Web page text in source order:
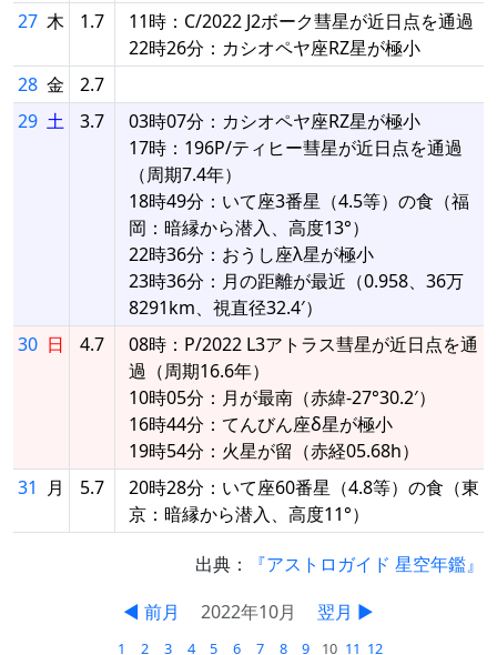
27 木 1.7
11時：C/2022 J2ボーク彗星が近日点を通過
22時26分：カシオペヤ座RZ星が極小
28 金
2.7
29 土 3.7
03時07分：カシオペヤ座RZ星が極小
17時：196P/ティヒー彗星が近日点を通過
（周期7.4年）
18時49分：いて座3番星（4.5等）の食（福
岡：暗縁から潜入、高度13°）
22時36分：おうし座λ星が極小
23時36分：月の距離が最近（0.958、36万
8291km、視直径32.4′）
30 日 4.7
08時：P/2022 L3アトラス彗星が近日点を通
過（周期16.6年）
10時05分：月が最南（赤緯-27°30.2′）
16時44分：てんびん座δ星が極小
19時54分：火星が留（赤経05.68h）
31 月 5.7
20時28分：いて座60番星（4.8等）の食（東
京：暗縁から潜入、高度11°）
出典：
『アストロガイド 星空年鑑』
◀ 前月
2022年10月 翌月 ▶
1
2
3
4
5
6
7
8
9
10 11 12